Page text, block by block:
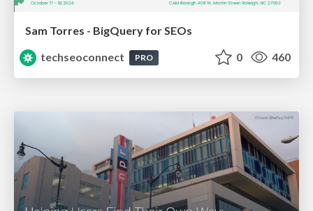
Sam Torres - BigQuery for SEOs
techseoconnect
PRO 0 460